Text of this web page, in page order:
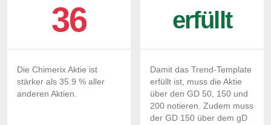
36
Die Chimerix Aktie ist
stärker als 35.9 % aller
anderen Aktien.
erfüllt
Damit das Trend-Template
erfüllt ist, muss die Aktie
über den GD 50, 150 und
200 notieren. Zudem muss
der GD 150 über dem gD